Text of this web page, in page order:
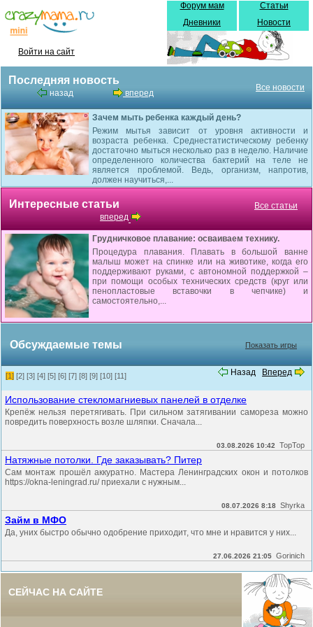
Войти на сайт
Форум мам
Дневники
Статьи
Новости
Последняя новость
назад вперед
Все новости
Зачем мыть ребенка каждый день?
Режим мытья зависит от уровня активности и
возраста ребенка. Среднестатистическому ребенку
достаточно мыться несколько раз в неделю. Наличие
определенного количества бактерий на теле не
является проблемой. Ведь, организм, напротив,
должен научиться,...
Интересные статьи
вперед
Все статьи
Грудничковое плавание: осваиваем технику.
Процедура плавания. Плавать в большой ванне
малыш может на спинке или на животике, когда его
поддерживают руками, с автономной поддержкой –
при помощи особых технических средств (круг или
пенопластовые вставочки в чепчике) и
самостоятельно,...
Обсуждаемые темы Показать игры
Назад Вперед
[1] [2] [3] [4] [5] [6] [7] [8] [9] [10] [11]
Использование стекломагниевых панелей в отделке
Крепёж нельзя перетягивать. При сильном затягивании самореза можно
повредить поверхность возле шляпки. Сначала...
03.08.2026 10:42 TopTop
Натяжные потолки. Где заказывать? Питер
Сам монтаж прошёл аккуратно. Мастера Ленинградских окон и потолков
https://okna-leningrad.ru/ приехали с нужным...
08.07.2026 8:18 Shyrka
Займ в МФО
Да, уних быстро обычно одобрение приходит, что мне и нравится у них...
27.06.2026 21:05 Gorinich
СЕЙЧАС НА САЙТЕ